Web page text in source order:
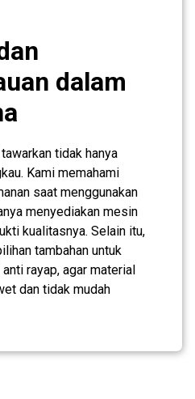
dalam
tidak hanya
Kami memahami
saat menggunakan
menyediakan mesin
kualitasnya. Selain itu,
tambahan untuk
rayap, agar material
dan tidak mudah